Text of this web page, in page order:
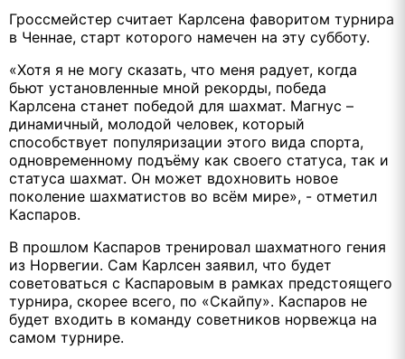
Гроссмейстер считает Карлсена фаворитом турнира
в Ченнае, старт которого намечен на эту субботу.
«Хотя я не могу сказать, что меня радует, когда
бьют установленные мной рекорды, победа
Карлсена станет победой для шахмат. Магнус –
динамичный, молодой человек, который
способствует популяризации этого вида спорта,
одновременному подъёму как своего статуса, так и
статуса шахмат. Он может вдохновить новое
поколение шахматистов во всём мире», - отметил
Каспаров.
В прошлом Каспаров тренировал шахматного гения
из Норвегии. Сам Карлсен заявил, что будет
советоваться с Каспаровым в рамках предстоящего
турнира, скорее всего, по «Скайпу». Каспаров не
будет входить в команду советников норвежца на
самом турнире.